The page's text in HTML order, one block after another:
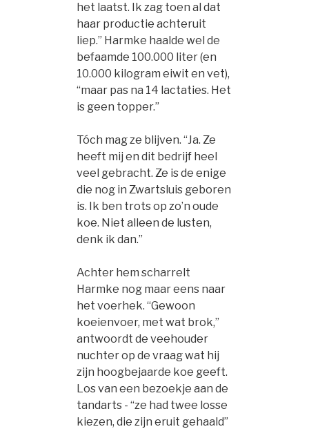
het laatst. Ik zag toen al dat
haar productie achteruit
liep.” Harmke haalde wel de
befaamde 100.000 liter (en
10.000 kilogram eiwit en vet),
“maar pas na 14 lactaties. Het
is geen topper.”
Tóch mag ze blijven. “Ja. Ze
heeft mij en dit bedrijf heel
veel gebracht. Ze is de enige
die nog in Zwartsluis geboren
is. Ik ben trots op zo’n oude
koe. Niet alleen de lusten,
denk ik dan.”
Achter hem scharrelt
Harmke nog maar eens naar
het voerhek. “Gewoon
koeienvoer, met wat brok,”
antwoordt de veehouder
nuchter op de vraag wat hij
zijn hoogbejaarde koe geeft.
Los van een bezoekje aan de
tandarts - “ze had twee losse
kiezen, die zijn eruit gehaald”